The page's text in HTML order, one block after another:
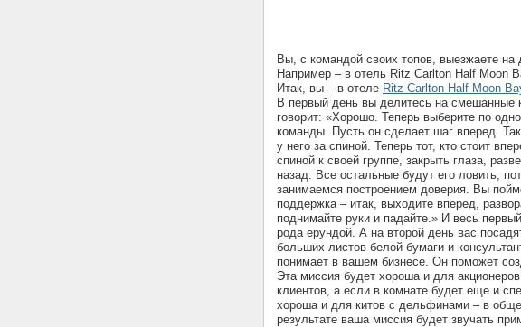
Вы, с командой своих топов, выезжаете
Например – в отель Ritz Carlton Half Moon
Итак, вы – в отеле Ritz Carlton Half Moon
В первый день вы делитесь на смешанные
говорит: «Хорошо. Теперь выберите по
команды. Пусть он сделает шаг вперед.
у него за спиной. Теперь тот, кто стоит
спиной к своей группе, закрыть глаза,
назад. Все остальные будут его ловить,
занимаемся построением доверия. Вы
поддержка – итак, выходите вперед,
поднимайте руки и падайте.» И весь
рода ерундой. А на второй день вас
больших листов белой бумаги и
понимает в вашем бизнесе. Он поможет
Эта миссия будет хороша и для
клиентов, а если в комнате будет еще и
хороша и для китов с дельфинами – в
результате ваша миссия будет звучать